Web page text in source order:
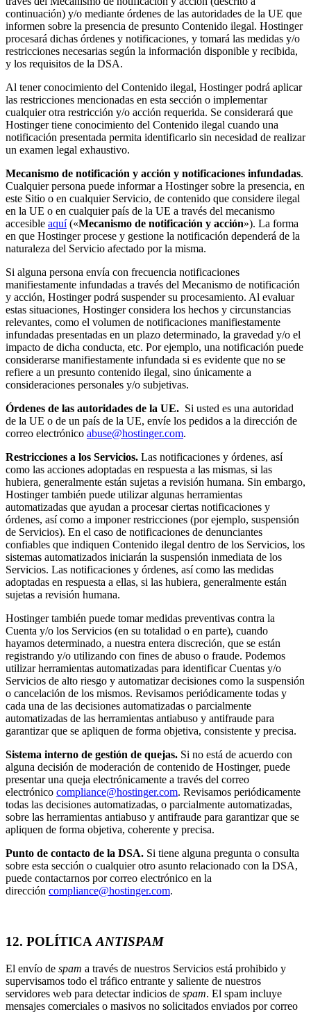
continuación) y/o mediante órdenes de las autoridades de la UE que
informen sobre la presencia de presunto Contenido ilegal. Hostinger
procesará dichas órdenes y notificaciones, y tomará las medidas y/o
restricciones necesarias según la información disponible y recibida,
y los requisitos de la DSA.
Al tener conocimiento del Contenido ilegal, Hostinger podrá aplicar
las restricciones mencionadas en esta sección o implementar
cualquier otra restricción y/o acción requerida. Se considerará que
Hostinger tiene conocimiento del Contenido ilegal cuando una
notificación presentada permita identificarlo sin necesidad de realizar
un examen legal exhaustivo.
Mecanismo de notificación y acción y notificaciones infundadas.
Cualquier persona puede informar a Hostinger sobre la presencia, en
este Sitio o en cualquier Servicio, de contenido que considere ilegal
en la UE o en cualquier país de la UE a través del mecanismo
accesible aquí(«Mecanismo de notificación y acción»). La forma
en que Hostinger procese y gestione la notificación dependerá de la
naturaleza del Servicio afectado por la misma.
Si alguna persona envía con frecuencia notificaciones
manifiestamente infundadas a través del Mecanismo de notificación
y acción, Hostinger podrá suspender su procesamiento. Al evaluar
estas situaciones, Hostinger considera los hechos y circunstancias
relevantes, como el volumen de notificaciones manifiestamente
infundadas presentadas en un plazo determinado, la gravedad y/o el
impacto de dicha conducta, etc. Por ejemplo, una notificación puede
considerarse manifiestamente infundada si es evidente que no se
refiere a un presunto contenido ilegal, sino únicamente a
consideraciones personales y/o subjetivas.
Órdenes de las autoridades de la UE. Si usted es una autoridad
de la UE o de un país de la UE, envíe los pedidos a la dirección de
correo electrónico abuse@hostinger.com.
Restricciones a los Servicios. Las notificaciones y órdenes, así
como las acciones adoptadas en respuesta a las mismas, si las
hubiera, generalmente están sujetas a revisión humana. Sin embargo,
Hostinger también puede utilizar algunas herramientas
automatizadas que ayudan a procesar ciertas notificaciones y
órdenes, así como a imponer restricciones (por ejemplo, suspensión
de Servicios). En el caso de notificaciones de denunciantes
confiables que indiquen Contenido ilegal dentro de los Servicios, los
sistemas automatizados iniciarán la suspensión inmediata de los
Servicios. Las notificaciones y órdenes, así como las medidas
adoptadas en respuesta a ellas, si las hubiera, generalmente están
sujetas a revisión humana.
Hostinger también puede tomar medidas preventivas contra la
Cuenta y/o los Servicios (en su totalidad o en parte), cuando
hayamos determinado, a nuestra entera discreción, que se están
registrando y/o utilizando con fines de abuso o fraude. Podemos
utilizar herramientas automatizadas para identificar Cuentas y/o
Servicios de alto riesgo y automatizar decisiones como la suspensión
o cancelación de los mismos. Revisamos periódicamente todas y
cada una de las decisiones automatizadas o parcialmente
automatizadas de las herramientas antiabuso y antifraude para
garantizar que se apliquen de forma objetiva, consistente y precisa.
Sistema interno de gestión de quejas. Si no está de acuerdo con
alguna decisión de moderación de contenido de Hostinger, puede
presentar una queja electrónicamente a través del correo
electrónico compliance@hostinger.com. Revisamos periódicamente
todas las decisiones automatizadas, o parcialmente automatizadas,
sobre las herramientas antiabuso y antifraude para garantizar que se
apliquen de forma objetiva, coherente y precisa.
Punto de contacto de la DSA. Si tiene alguna pregunta o consulta
sobre esta sección o cualquier otro asunto relacionado con la DSA,
puede contactarnos por correo electrónico en la
dirección compliance@hostinger.com.
12. POLÍTICA ANTISPAM
El envío de spam a través de nuestros Servicios está prohibido y
supervisamos todo el tráfico entrante y saliente de nuestros
servidores web para detectar indicios de spam. El spam incluye
mensajes comerciales o masivos no solicitados enviados por correo